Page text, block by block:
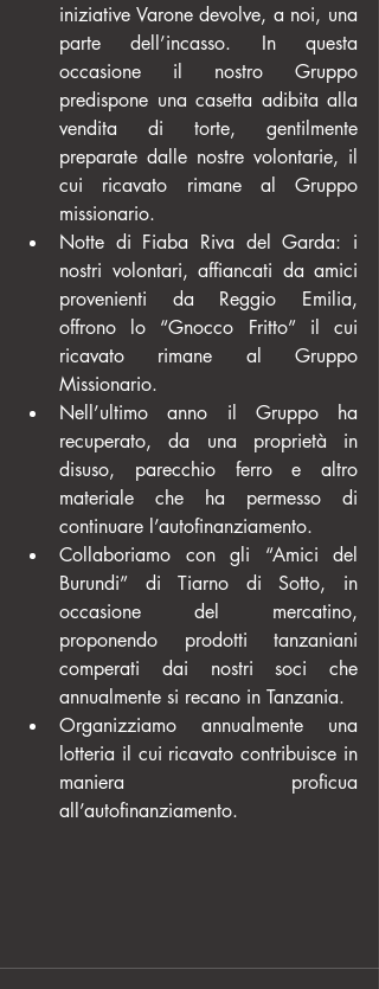
iniziative Varone devolve, a noi, una
parte dell’incasso. In questa
occasione il nostro Gruppo
predispone una casetta adibita alla
vendita di torte, gentilmente
preparate dalle nostre volontarie, il
cui ricavato rimane al Gruppo
missionario.
Notte di Fiaba Riva del Garda: i
nostri volontari, affiancati da amici
provenienti da Reggio Emilia,
offrono lo “Gnocco Fritto” il cui
ricavato rimane al Gruppo
Missionario.
Nell’ultimo anno il Gruppo ha
recuperato, da una proprietà in
disuso, parecchio ferro e altro
materiale che ha permesso di
continuare l’autofinanziamento.
Collaboriamo con gli “Amici del
Burundi” di Tiarno di Sotto, in
occasione del mercatino,
proponendo prodotti tanzaniani
comperati dai nostri soci che
annualmente si recano in Tanzania.
Organizziamo annualmente una
lotteria il cui ricavato contribuisce in
maniera proficua
all’autofinanziamento.​